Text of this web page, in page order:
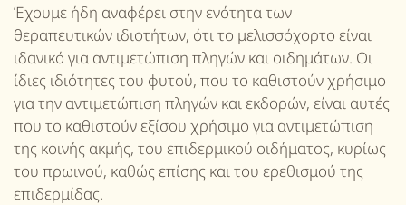
Έχουμε ήδη αναφέρει στην ενότητα των
θεραπευτικών ιδιοτήτων, ότι το μελισσόχορτο είναι
ιδανικό για αντιμετώπιση πληγών και οιδημάτων. Οι
ίδιες ιδιότητες του φυτού, που το καθιστούν χρήσιμο
για την αντιμετώπιση πληγών και εκδορών, είναι αυτές
που το καθιστούν εξίσου χρήσιμο για αντιμετώπιση
της κοινής ακμής, του επιδερμικού οιδήματος, κυρίως
του πρωινού, καθώς επίσης και του ερεθισμού της
επιδερμίδας.